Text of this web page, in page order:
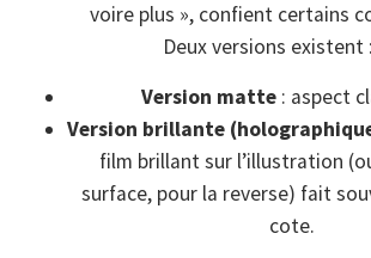
voire plus », confient certains
Deux versions existent :
Version matte : aspect
Version brillante
film brillant sur l’illustration
surface, pour la reverse) fait
cote.